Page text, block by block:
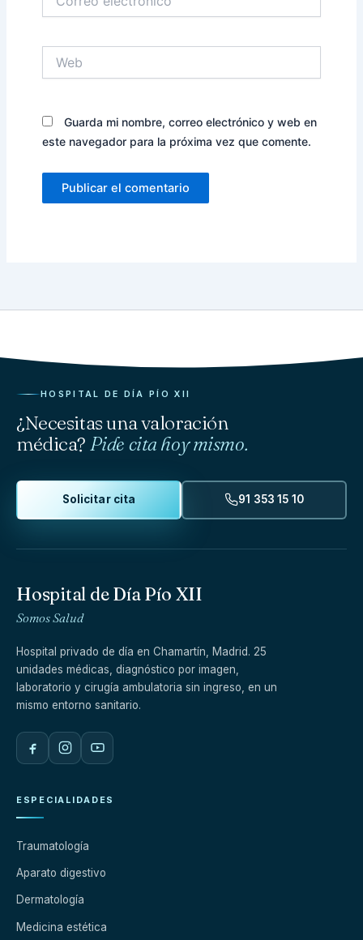
electrónico
Guarda mi nombre, correo electrónico y web en
este navegador para la próxima vez que comente.
HOSPITAL DE DÍA PÍO XII
¿Necesitas una valoración
médica? Pide cita hoy mismo.
Solicitar cita 91 353 15 10
Hospital de Día Pío XII
Somos Salud
Hospital privado de día en Chamartín, Madrid. 25
unidades médicas, diagnóstico por imagen,
laboratorio y cirugía ambulatoria sin ingreso, en un
mismo entorno sanitario.
ESPECIALIDADES
Traumatología
Aparato digestivo
Dermatología
Medicina estética